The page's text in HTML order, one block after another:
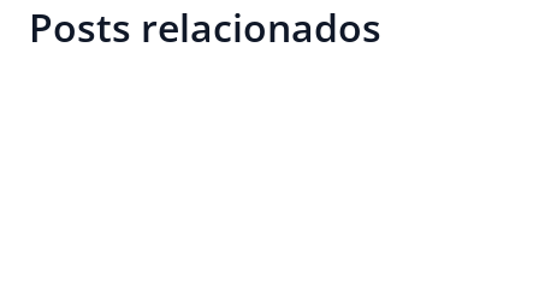
Posts relacionados